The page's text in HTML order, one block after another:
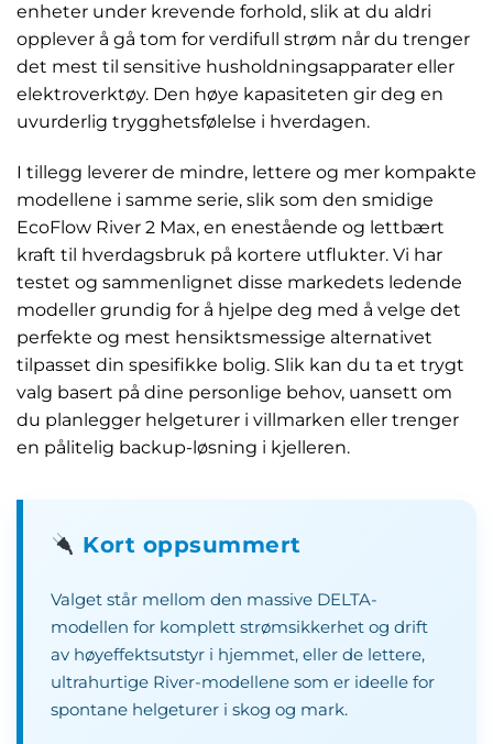
enheter under krevende forhold, slik at du aldri
opplever å gå tom for verdifull strøm når du trenger
det mest til sensitive husholdningsapparater eller
elektroverktøy. Den høye kapasiteten gir deg en
uvurderlig trygghetsfølelse i hverdagen.
I tillegg leverer de mindre, lettere og mer kompakte
modellene i samme serie, slik som den smidige
EcoFlow River 2 Max, en enestående og lettbært
kraft til hverdagsbruk på kortere utflukter. Vi har
testet og sammenlignet disse markedets ledende
modeller grundig for å hjelpe deg med å velge det
perfekte og mest hensiktsmessige alternativet
tilpasset din spesifikke bolig. Slik kan du ta et trygt
valg basert på dine personlige behov, uansett om
du planlegger helgeturer i villmarken eller trenger
en pålitelig backup-løsning i kjelleren.
Kort oppsummert
Valget står mellom den massive DELTA-
modellen for komplett strømsikkerhet og drift
av høyeffektsutstyr i hjemmet, eller de lettere,
ultrahurtige River-modellene som er ideelle for
spontane helgeturer i skog og mark.